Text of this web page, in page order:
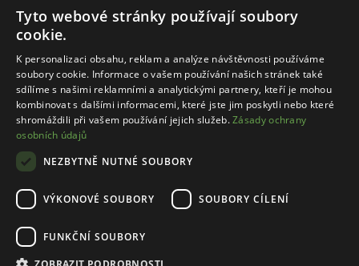
Společnost Wojas
Rady
Pravidla e-shopu
Zásady ochrany osobních údajů
Nastavení cookies
Tyto webové stránky používají soubory
cookie.
K personalizaci obsahu, reklam a analýze návštěvnosti používáme
soubory cookie. Informace o vašem používání našich stránek také
sdílíme s našimi reklamními a analytickými partnery, kteří je mohou
kombinovat s dalšími informacemi, které jste jim poskytli nebo které
shromáždili při vašem používání jejich služeb.Zásady ochrany
osobních údajů
NEZBYTNĚ NUTNÉ SOUBORY
VÝKONOVÉ SOUBORY SOUBORY CÍLENÍ
FUNKČNÍ SOUBORY